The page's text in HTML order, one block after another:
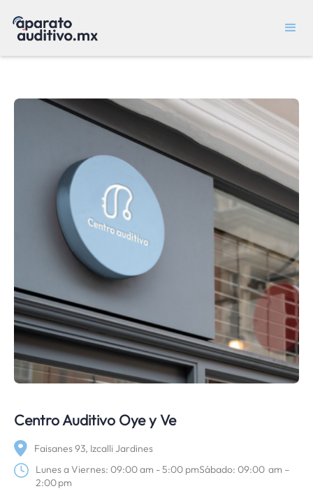
Centro Auditivo Oye y Ve
Faisanes 93, Izcalli Jardines
Lunes a Viernes: 09:00 am - 5:00 pmSábado: 09:00 am –
2:00 pm